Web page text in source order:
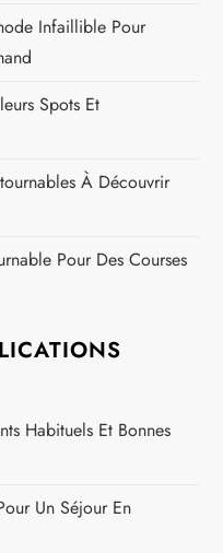
Infaillible Pour
Spots Et
À Découvrir
Pour Des Courses
Habituels Et Bonnes
Un Séjour En